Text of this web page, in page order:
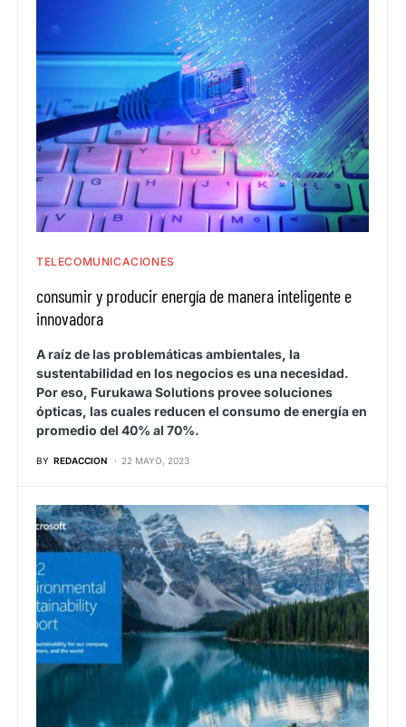
TELECOMUNICACIONES
consumir y producir energía de manera inteligente e
innovadora
A raíz de las problemáticas ambientales, la
sustentabilidad en los negocios es una necesidad.
Por eso, Furukawa Solutions provee soluciones
ópticas, las cuales reducen el consumo de energía en
promedio del 40% al 70%.
BY REDACCION 22 MAYO, 2023